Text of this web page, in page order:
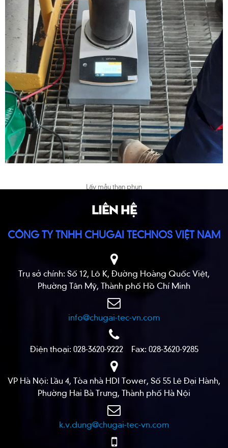
Lấy mẫu than phun
LIÊN HỆ
CÔNG TY TNHH CHUGAI TECHNOS VIỆT NAM
Trụ sở chính: Số 12, Lô K, Đường Hoàng Quốc Việt,
Phường Tân Mỹ, Thành phố Hồ Chí Minh
info@chugai-tec-vn.com
Điện thoại: 028-3620-9222 Fax: 028-3620-9285
VP Hà Nội: Lầu 4, Tòa nhà HDI Tower, Số 55 Lê Đại Hành,
Phường Hai Bà Trưng, Thành phố Hà Nội
k.v.dung@chugai-tec-vn.com